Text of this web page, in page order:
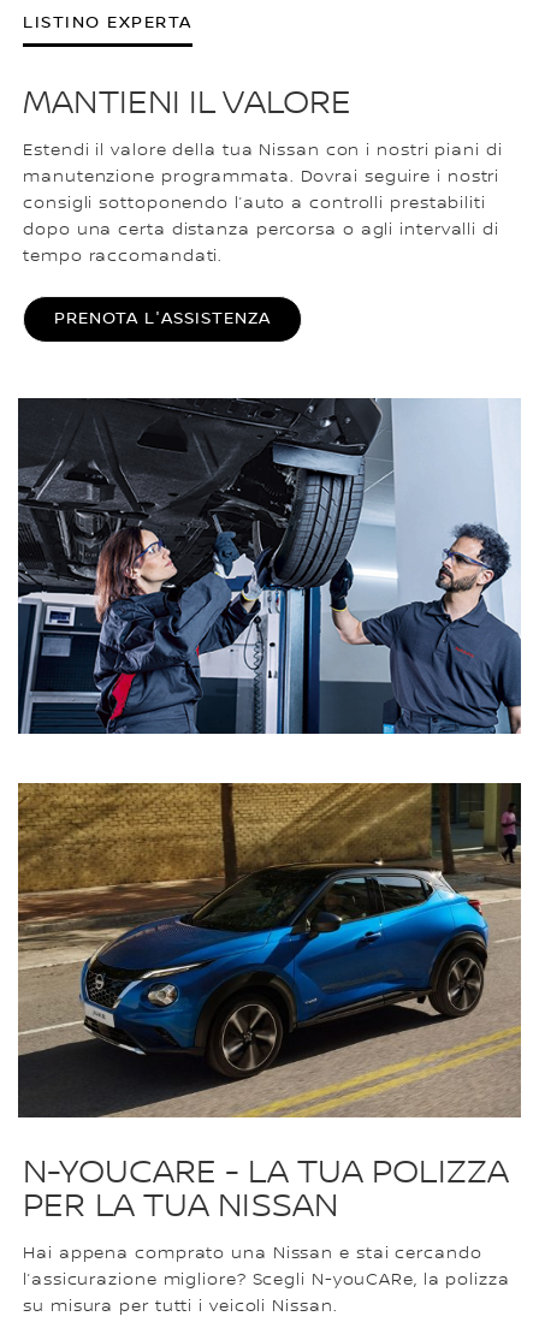
LISTINO EXPERTA
MANTIENI IL VALORE
Estendi il valore della tua Nissan con i nostri piani di
manutenzione programmata. Dovrai seguire i nostri
consigli sottoponendo l’auto a controlli prestabiliti
dopo una certa distanza percorsa o agli intervalli di
tempo raccomandati.
PRENOTA L'ASSISTENZA
N-YOUCARE - LA TUA POLIZZA
PER LA TUA NISSAN
Hai appena comprato una Nissan e stai cercando
l’assicurazione migliore? Scegli N-youCARe, la polizza
su misura per tutti i veicoli Nissan.